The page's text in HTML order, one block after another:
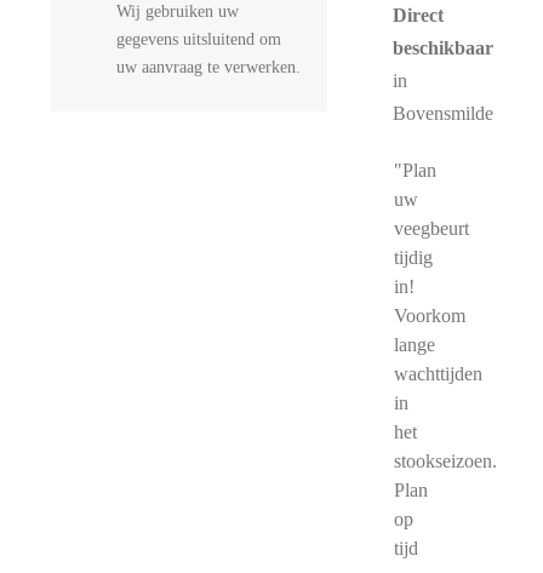
Wij gebruiken uw
gegevens uitsluitend om
uw aanvraag te verwerken.
Direct
beschikbaar
in
Bovensmilde
"Plan
uw
veegbeurt
tijdig
in!
Voorkom
lange
wachttijden
in
het
stookseizoen.
Plan
op
tijd